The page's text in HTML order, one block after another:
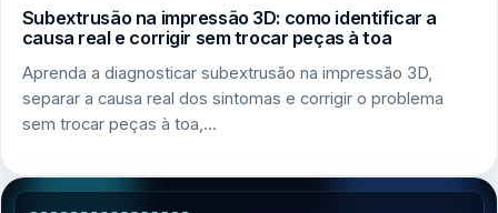
Subextrusão na impressão 3D: como identificar a
causa real e corrigir sem trocar peças à toa
Aprenda a diagnosticar subextrusão na impressão 3D,
separar a causa real dos sintomas e corrigir o problema
sem trocar peças à toa,…